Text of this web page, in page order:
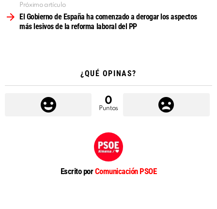
Próximo artículo
El Gobierno de España ha comenzado a derogar los aspectos
más lesivos de la reforma laboral del PP
¿QUÉ OPINAS?
0
Puntos
Escrito porComunicación PSOE